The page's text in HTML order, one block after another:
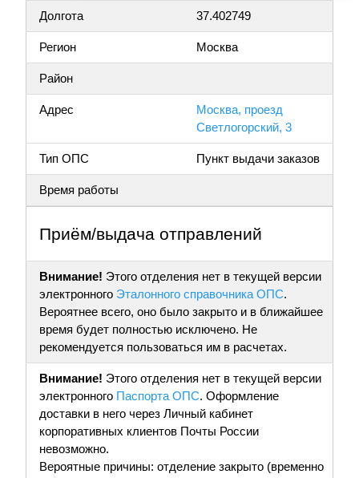
Долгота 37.402749
Регион Москва
Район
Адрес
Москва, проезд
Светлогорский, 3
Тип ОПС Пункт выдачи заказов
Время работы
Приём/выдача отправлений
Внимание! Этого отделения нет в текущей версии
электронного Эталонного справочника ОПС.
Вероятнее всего, оно было закрыто и в ближайшее
время будет полностью исключено. Не
рекомендуется пользоваться им в расчетах.
Внимание! Этого отделения нет в текущей версии
электронного Паспорта ОПС. Оформление
доставки в него через Личный кабинет
корпоративных клиентов Почты России
невозможно.
Вероятные причины: отделение закрыто (временно